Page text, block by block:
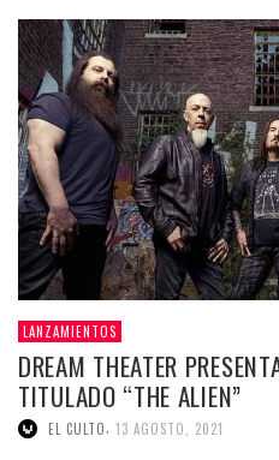
LANZAMIENTOS
DREAM THEATER
TITULADO “THE ALIEN”
EL CULTO 13 AGOSTO, 2021